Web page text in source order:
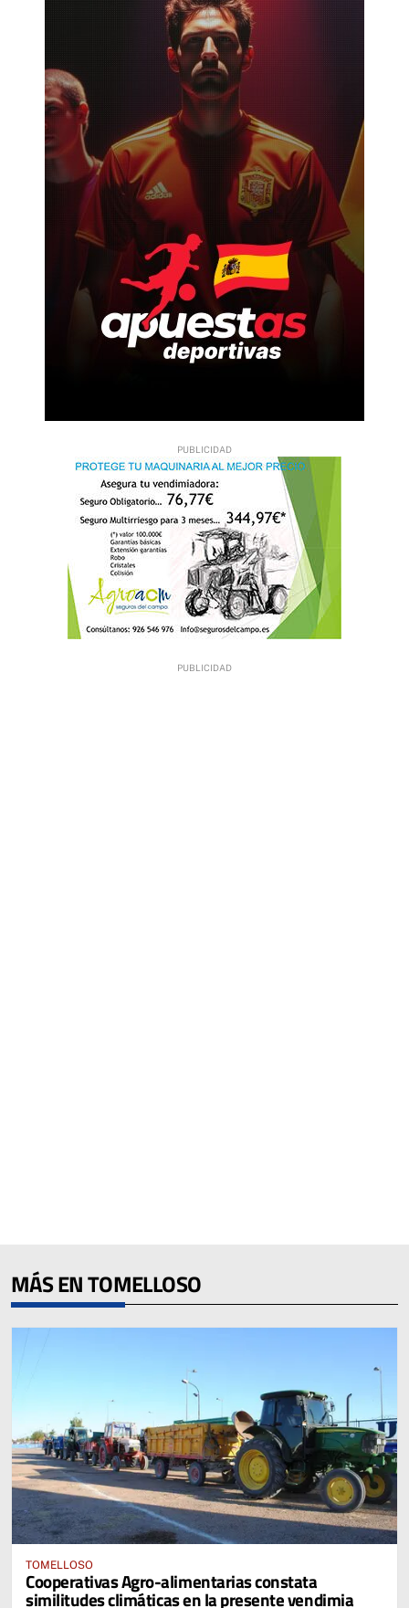
MÁS EN TOMELLOSO
TOMELLOSO
Cooperativas Agro-alimentarias constata
similitudes climáticas en la presente vendimia